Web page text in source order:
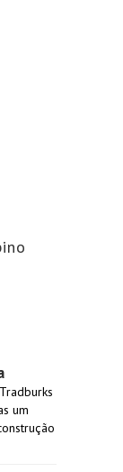
um